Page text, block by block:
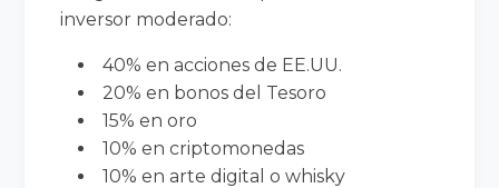
inversor moderado:
40% en acciones de EE.UU.
20% en bonos del Tesoro
15% en oro
10% en criptomonedas
10% en arte digital o whisky